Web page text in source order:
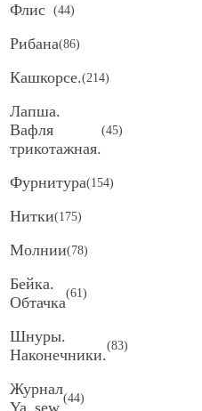
Флис (44)
Рибана(86)
Кашкорсе.(214)
Лапша.
Вафля
трикотажная.
(45)
Фурнитура(154)
Нитки(175)
Молнии(78)
Бейка.
Обтачка
(61)
Шнуры.
Наконечники.
(83)
Журнал
Ya_sew
(44)